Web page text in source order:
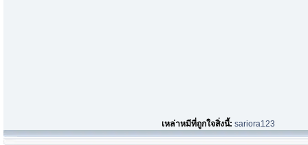
เหล่าหมีที่ถูกใจสิ่งนี้:sariora123